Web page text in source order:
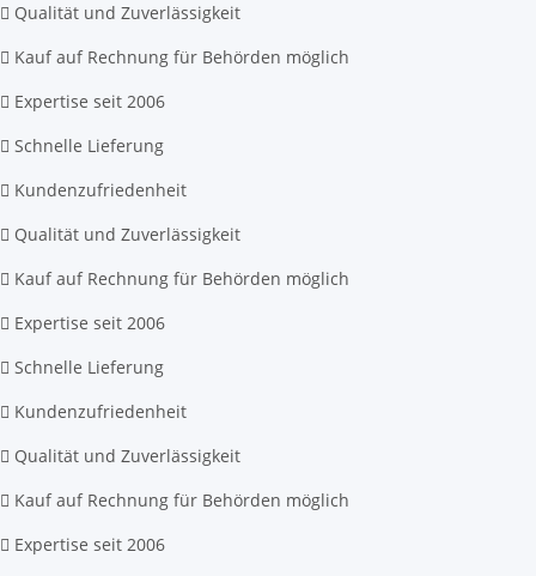
Qualität und Zuverlässigkeit
Kauf auf Rechnung für Behörden möglich
Expertise seit 2006
Schnelle Lieferung
Kundenzufriedenheit
Qualität und Zuverlässigkeit
Kauf auf Rechnung für Behörden möglich
Expertise seit 2006
Schnelle Lieferung
Kundenzufriedenheit
Qualität und Zuverlässigkeit
Kauf auf Rechnung für Behörden möglich
Expertise seit 2006